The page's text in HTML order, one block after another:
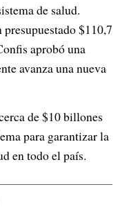
de salud.
$110,7
aprobó una
avanza una nueva
de $10 billones
para garantizar la
en todo el país.